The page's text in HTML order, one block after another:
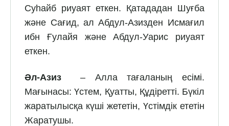
Суһайб риуаят еткен. Қатададан Шуғба
және Сағид, ал Абдул-Азизден Исмағил
ибн Ғулайя және Абдул-Уарис риуаят
еткен.
Әл-Азиз– Алла тағаланың есімі.
Мағынасы: Үстем, Қуатты, Құдіретті. Бүкіл
жаратылысқа күші жететін, Үстімдік ететін
Жаратушы.